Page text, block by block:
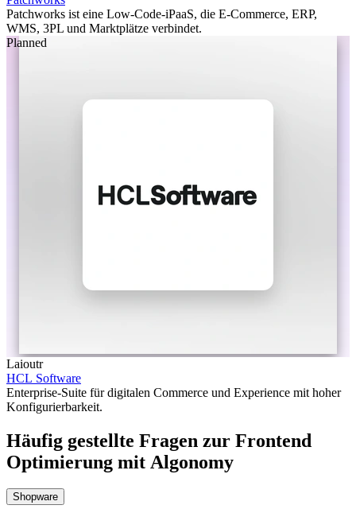
Patchworks ist eine Low-Code-iPaaS, die E-Commerce, ERP,
WMS, 3PL und Marktplätze verbindet.
Planned
Laioutr
HCL Software
Enterprise-Suite für digitalen Commerce und Experience mit hoher
Konfigurierbarkeit.
Häufig gestellte Fragen zur Frontend
Optimierung mit Algonomy
Shopware